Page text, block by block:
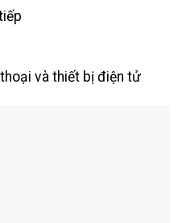
và thiết bị điện tử